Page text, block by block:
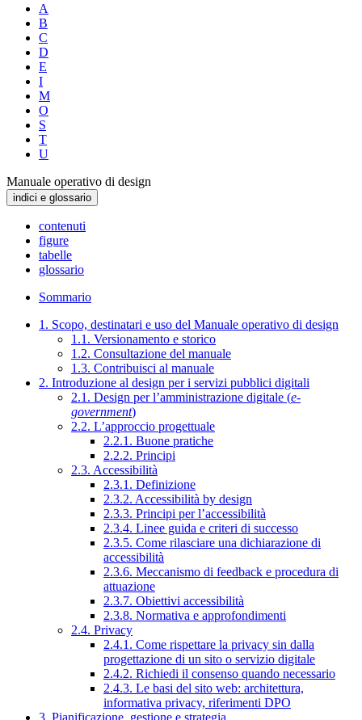
A
B
C
D
E
I
M
O
S
T
U
Manuale operativo di design
indici e glossario
contenuti
figure
tabelle
glossario
Sommario
1. Scopo, destinatari e uso del Manuale operativo di design
1.1. Versionamento e storico
1.2. Consultazione del manuale
1.3. Contribuisci al manuale
2. Introduzione al design per i servizi pubblici digitali
2.1. Design per l’amministrazione digitale (e-
government)
2.2. L’approccio progettuale
2.2.1. Buone pratiche
2.2.2. Principi
2.3. Accessibilità
2.3.1. Definizione
2.3.2. Accessibilità by design
2.3.3. Principi per l’accessibilità
2.3.4. Linee guida e criteri di successo
2.3.5. Come rilasciare una dichiarazione di
accessibilità
2.3.6. Meccanismo di feedback e procedura di
attuazione
2.3.7. Obiettivi accessibilità
2.3.8. Normativa e approfondimenti
2.4. Privacy
2.4.1. Come rispettare la privacy sin dalla
progettazione di un sito o servizio digitale
2.4.2. Richiedi il consenso quando necessario
2.4.3. Le basi del sito web: architettura,
informativa privacy, riferimenti DPO
3. Pianificazione, gestione e strategia